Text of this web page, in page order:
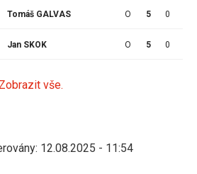
Tomáš GALVAS O 5 0
Jan SKOK O 5 0
Zobrazit vše.
12.08.2025 - 11:54